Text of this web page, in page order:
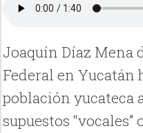
Joaquín Díaz Mena
Federal en Yucatán
población yucateca
supuestos